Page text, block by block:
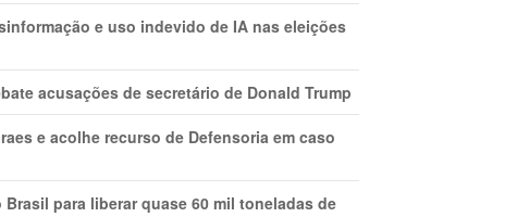
e uso indevido de IA nas eleições
acusações de secretário de Donald Trump
e acolhe recurso de Defensoria em caso
para liberar quase 60 mil toneladas de